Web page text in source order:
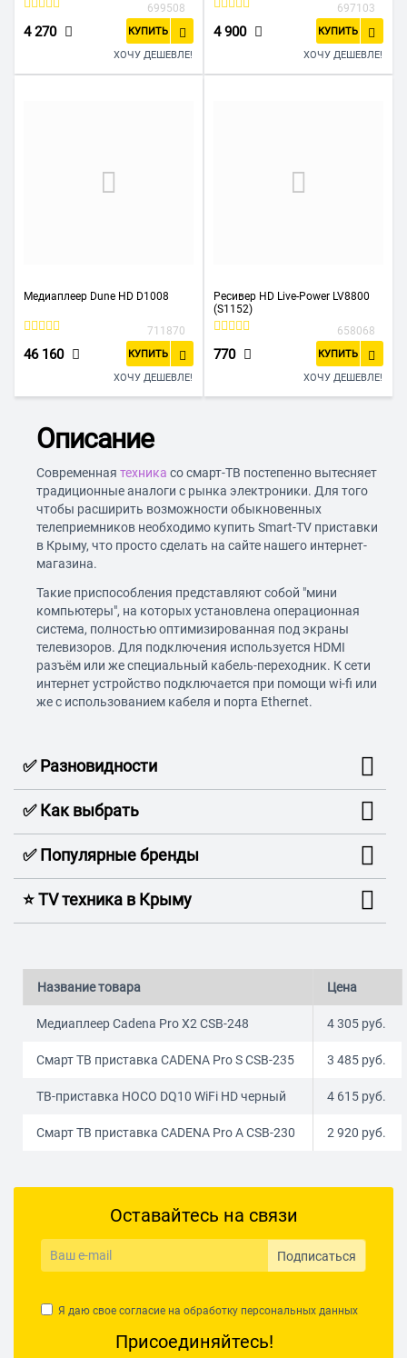
699508
4 270 КУПИТЬ
ХОЧУ ДЕШЕВЛЕ!
697103
4 900 КУПИТЬ
ХОЧУ ДЕШЕВЛЕ!
Медиаплеер Dune HD D1008
711870
46 160 КУПИТЬ
ХОЧУ ДЕШЕВЛЕ!
Ресивер HD Live-Power LV8800
(S1152)
658068
770 КУПИТЬ
ХОЧУ ДЕШЕВЛЕ!
Описание
Современная техника со смарт-ТВ постепенно вытесняет
традиционные аналоги с рынка электроники. Для того
чтобы расширить возможности обыкновенных
телеприемников необходимо купить Smart-TV приставки
в Крыму, что просто сделать на сайте нашего интернет-
магазина.
Такие приспособления представляют собой "мини
компьютеры", на которых установлена операционная
система, полностью оптимизированная под экраны
телевизоров. Для подключения используется HDMI
разъём или же специальный кабель-переходник. К сети
интернет устройство подключается при помощи wi-fi или
же с использованием кабеля и порта Ethernet.
✅ Разновидности
✅ Как выбрать
✅ Популярные бренды
⭐️ TV техника в Крыму
Название товара Цена
Медиаплеер Cadena Pro X2 CSB-248 4 305 руб.
Смарт ТВ приставка CADENA Pro S CSB-235 3 485 руб.
ТВ-приставка HOCO DQ10 WiFi HD черный 4 615 руб.
Смарт ТВ приставка CADENA Pro A CSB-230 2 920 руб.
Оставайтесь на связи
Подписаться
Я даю свое согласие на обработку персональных данных
Присоединяйтесь!